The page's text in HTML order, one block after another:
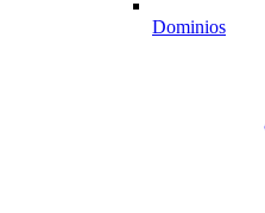
Dominios